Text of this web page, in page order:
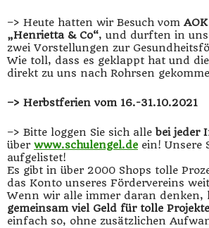
–> Heute hatten wir Besuch vom
„Henrietta & Co“, und durften in
zwei Vorstellungen zur
Wie toll, dass es geklappt hat und
direkt zu uns nach Rohrsen
–> Herbstferien vom 16.-31.10.2021
–> Bitte loggen Sie sich alle bei jeder
über www.schulengel.de ein! Unsere
aufgelistet!
Es gibt in über 2000 Shops tolle
das Konto unseres Fördervereins
Wenn wir alle immer daran denken,
gemeinsam viel Geld für tolle
einfach so, ohne zusätzlichen